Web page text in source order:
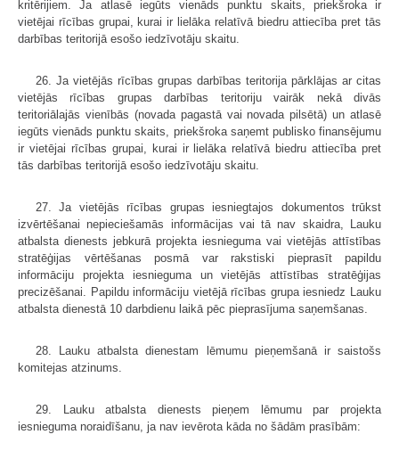
kritērijiem. Ja atlasē iegūts vienāds punktu skaits, priekšroka ir
vietējai rīcības grupai, kurai ir lielāka relatīvā biedru attiecība pret tās
darbības teritorijā esošo iedzīvotāju skaitu.
26. Ja vietējās rīcības grupas darbības teritorija pārklājas ar citas
vietējās rīcības grupas darbības teritoriju vairāk nekā divās
teritoriālajās vienībās (novada pagastā vai novada pilsētā) un atlasē
iegūts vienāds punktu skaits, priekšroka saņemt publisko finansējumu
ir vietējai rīcības grupai, kurai ir lielāka relatīvā biedru attiecība pret
tās darbības teritorijā esošo iedzīvotāju skaitu.
27. Ja vietējās rīcības grupas iesniegtajos dokumentos trūkst
izvērtēšanai nepieciešamās informācijas vai tā nav skaidra, Lauku
atbalsta dienests jebkurā projekta iesnieguma vai vietējās attīstības
stratēģijas vērtēšanas posmā var rakstiski pieprasīt papildu
informāciju projekta iesnieguma un vietējās attīstības stratēģijas
precizēšanai. Papildu informāciju vietējā rīcības grupa iesniedz Lauku
atbalsta dienestā 10 darbdienu laikā pēc pieprasījuma saņemšanas.
28. Lauku atbalsta dienestam lēmumu pieņemšanā ir saistošs
komitejas atzinums.
29. Lauku atbalsta dienests pieņem lēmumu par projekta
iesnieguma noraidīšanu, ja nav ievērota kāda no šādām prasībām: